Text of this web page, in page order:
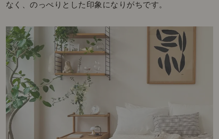
なく、のっぺりとした印象になりがちです。